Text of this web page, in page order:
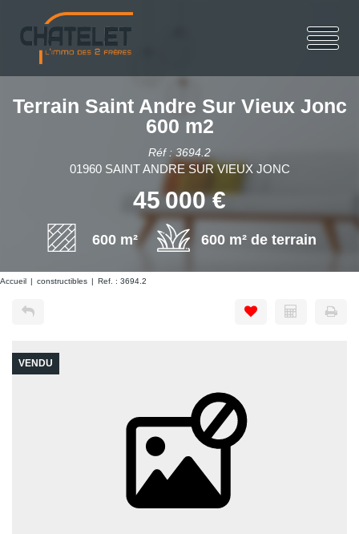
Terrain Saint Andre Sur Vieux Jonc
600 m2
Réf : 3694.2
01960 SAINT ANDRE SUR VIEUX JONC
45 000 €
600 m² 600 m² de terrain
Accueil constructibles Ref. : 3694.2
VENDU